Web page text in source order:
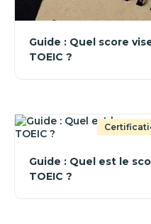
Guide : Quel score
TOEIC ?
Guide : Quel est le
TOEIC ?